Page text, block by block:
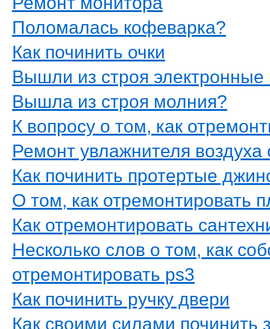
Поломалась кофеварка?
Как починить очки
Вышли из строя электронные
Вышла из строя молния?
К вопросу о том, как
Ремонт увлажнителя
Как починить протертые
О том, как отремонтировать
Как отремонтировать
Несколько слов о том, как
отремонтировать ps3
Как починить ручку двери
Как своими силами починить